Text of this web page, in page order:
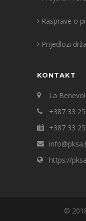
Rasprave o
Prijedlozi
KONTAKT
La
+387 33
+387 33
https://
©